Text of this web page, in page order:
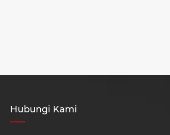
Hubungi Kami